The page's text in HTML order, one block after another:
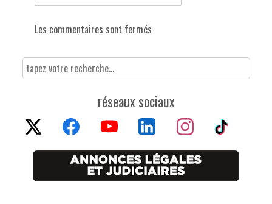
Les commentaires sont fermés
réseaux sociaux